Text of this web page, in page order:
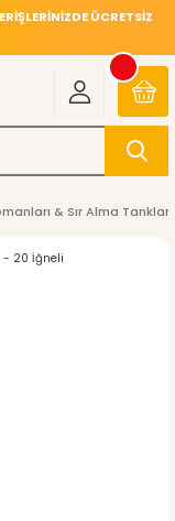
ÜCRETSİZ
& Sır Alma Tankları